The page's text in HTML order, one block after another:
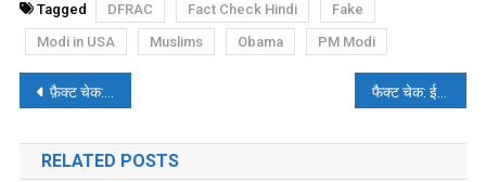
Tagged DFRAC Fact Check Hindi
Fake
Modi in USA
Muslims Obama PM Modi
पोस्ट
नेविगेशन
फ़ैक्ट चेक: बीजेपी नेता की पिटाई के वायरल वीडियो को सोशल मीडिया यूजर ने ‘रोहिंग्या’ मुस्लिमों से जोड़ा फैक्ट चेक: ईद उल अज़हा से जुड़ी बांग्लादेश की तस्वीर को भारत की बताकर किया जा रहा वायरल
RELATED POSTS